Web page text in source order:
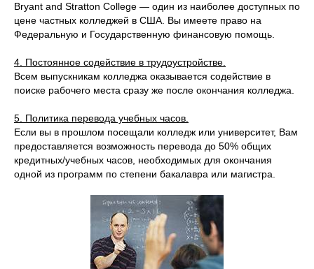
Bryant and Stratton College — один из наиболее доступных по
цене частных колледжей в США. Вы имеете право на
Федеральную и Государственную финансовую помощь.
4. Постоянное содействие в трудоустройстве.
Всем выпускникам колледжа оказывается содействие в
поиске рабочего места сразу же после окончания колледжа.
5. Политика перевода учебных часов.
Если вы в прошлом посещали колледж или университет, Вам
предоставляется возможность перевода до 50% общих
кредитных/учебных часов, необходимых для окончания
одной из программ по степени бакалавра или магистра.